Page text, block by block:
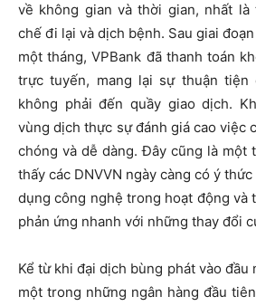
về không gian và thời gian, nhất
chế đi lại và dịch bệnh. Sau giai
một tháng, VPBank đã thanh toán
trực tuyến, mang lại sự thuận tiện
không phải đến quầy giao dịch.
vùng dịch thực sự đánh giá cao việc
chóng và dễ dàng. Đây cũng là một
thấy các DNVVN ngày càng có ý
dụng công nghệ trong hoạt động và
phản ứng nhanh với những thay đổi
Kể từ khi đại dịch bùng phát vào đầu
một trong những ngân hàng đầu